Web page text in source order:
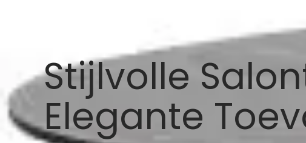
Stijlvolle
Elegante